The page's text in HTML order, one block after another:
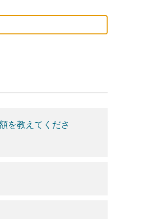
を教えてくださ